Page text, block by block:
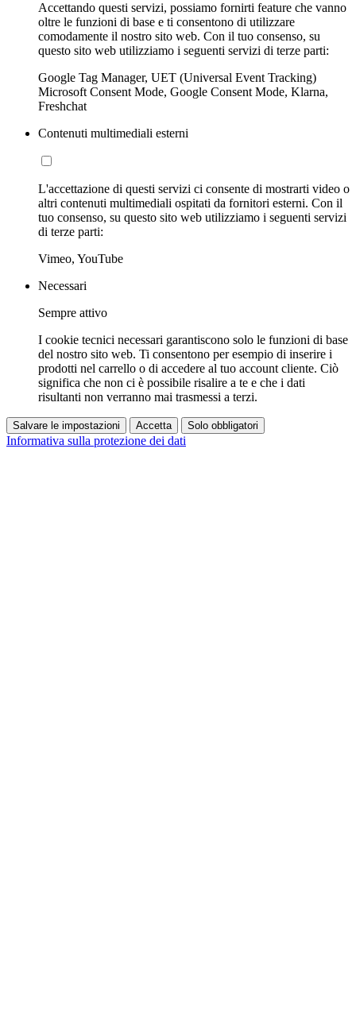
Accettando questi servizi, possiamo fornirti feature che vanno
oltre le funzioni di base e ti consentono di utilizzare
comodamente il nostro sito web. Con il tuo consenso, su
questo sito web utilizziamo i seguenti servizi di terze parti:
Google Tag Manager, UET (Universal Event Tracking)
Microsoft Consent Mode, Google Consent Mode, Klarna,
Freshchat
Contenuti multimediali esterni
L'accettazione di questi servizi ci consente di mostrarti video o
altri contenuti multimediali ospitati da fornitori esterni. Con il
tuo consenso, su questo sito web utilizziamo i seguenti servizi
di terze parti:
Vimeo, YouTube
Necessari
Sempre attivo
I cookie tecnici necessari garantiscono solo le funzioni di base
del nostro sito web. Ti consentono per esempio di inserire i
prodotti nel carrello o di accedere al tuo account cliente. Ciò
significa che non ci è possibile risalire a te e che i dati
risultanti non verranno mai trasmessi a terzi.
Salvare le impostazioni Accetta Solo obbligatori
Informativa sulla protezione dei dati